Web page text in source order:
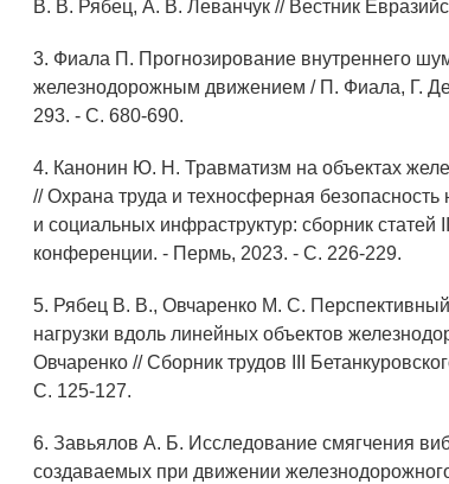
В. В. Рябец, А. В. Леванчук // Вестник
3. Фиала П. Прогнозирование внутреннего
железнодорожным движением / П. Фиала, Г.
293. - С. 680-690.
4. Канонин Ю. Н. Травматизм на объектах
// Охрана труда и техносферная
и социальных инфраструктур: сборник статей
конференции. - Пермь, 2023. - С. 226-229.
5. Рябец В. В., Овчаренко М. С.
нагрузки вдоль линейных объектов
Овчаренко // Сборник трудов III
С. 125-127.
6. Завьялов А. Б. Исследование смягчения
создаваемых при движении